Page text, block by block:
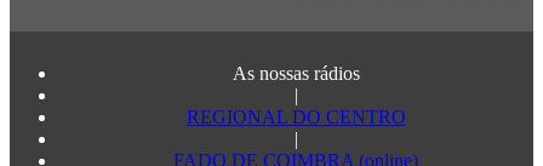
As nossas rádios
|
REGIONAL DO CENTRO
|
FADO DE COIMBRA (online)